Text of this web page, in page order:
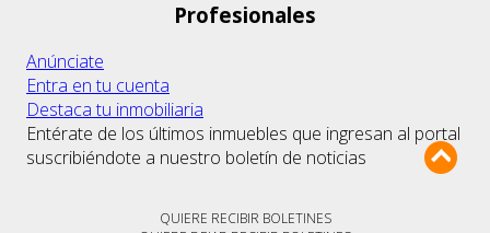
Profesionales
Anúnciate
Entra en tu cuenta
Destaca tu inmobiliaria
Entérate de los últimos inmuebles que ingresan al portal
suscribiéndote a nuestro boletín de noticias
QUIERE RECIBIR BOLETINES